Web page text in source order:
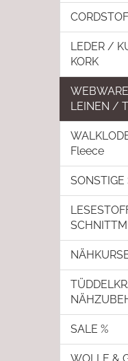
LEDER /
KORK
LEINEN /
Fleece
SONSTIGE
SALE %